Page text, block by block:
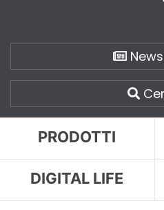
PRODOTTI
DIGITAL LIFE